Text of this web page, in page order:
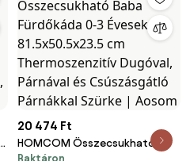
20 474 Ft
HOMCOM Összecsukható
Raktáron